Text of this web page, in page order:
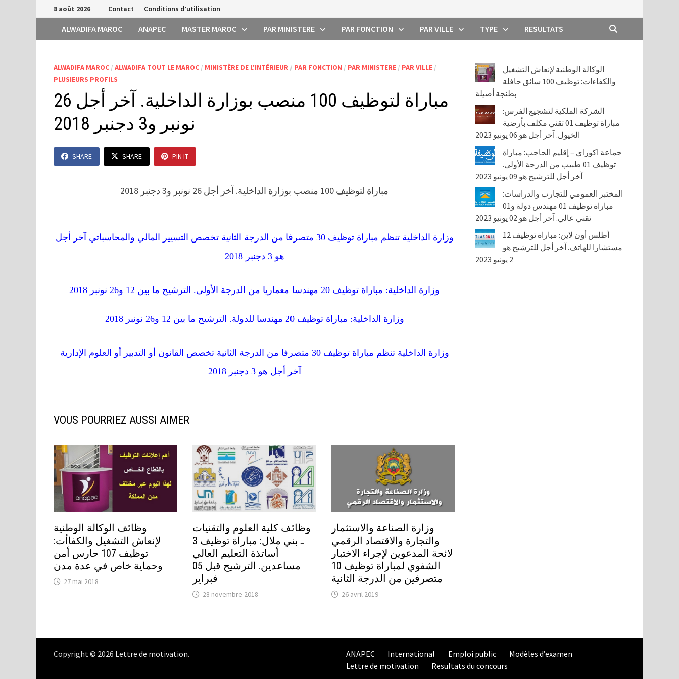
Passer
au
contenu
8 août 2026 Contact Conditions d’utilisation
ALWADIFA MAROC ANAPEC MASTER MAROC PAR MINISTERE PAR FONCTION PAR VILLE TYPE RESULTATS
ALWADIFA MAROC /ALWADIFA TOUT LE MAROC / MINISTÈRE DE L'INTÉRIEUR / PAR FONCTION / PAR MINISTERE / PAR VILLE /
PLUSIEURS PROFILS
مباراة لتوظيف 100 منصب بوزارة الداخلية. آخر أجل 26
نونبر و3 دجنبر 2018
SHARE SHARE PIN IT
مباراة لتوظيف 100 منصب بوزارة الداخلية. آخر أجل 26 نونبر و3 دجنبر 2018
وزارة الداخلية تنظم مباراة توظيف 30 متصرفا من الدرجة الثانية تخصص التسيير المالي والمحاسباتي آخر أجل
هو 3 دجنبر 2018
وزارة الداخلية: مباراة توظيف 20 مهندسا معماريا من الدرجة الأولى. الترشيح ما بين 12 و26 نونبر 2018
وزارة الداخلية: مباراة توظيف 20 مهندسا للدولة. الترشيح ما بين 12 و26 نونبر 2018
وزارة الداخلية تنظم مباراة توظيف 30 متصرفا من الدرجة الثانية تخصص القانون أو التدبير أو العلوم الإدارية
آخر أجل هو 3 دجنبر 2018
VOUS POURRIEZ AUSSI AIMER
وظائف الوكالة الوطنية
لإنعاش التشغيل والكفاأت:
توظيف 107 حارس أمن
وحماية خاص في عدة مدن
27 mai 2018
وظائف كلية العلوم والتقنيات
ـ بني ملال: مباراة توظيف 3
أساتذة التعليم العالي
مساعدين. الترشيح قبل 05
فبراير
28 novembre 2018
وزارة الصناعة والاستثمار
والتجارة والاقتصاد الرقمي
لائحة المدعوين لإجراء الاختبار
الشفوي لمباراة توظيف 10
متصرفين من الدرجة الثانية
26 avril 2019
الوكالة الوطنية لإنعاش التشغيل
والكفاءات: توظيف 100 سائق حافلة
بطنجة أصيلة
الشركة الملكية لتشجيع الفرس:
مباراة توظيف 01 تقني مكلف بأرضية
الخيول. آخر أجل هو 06 يونيو 2023
جماعة اكوراي – إقليم الحاجب: مباراة
توظيف 01 طبيب من الدرجة الأولى.
آخر أجل للترشيح هو 09 يونيو 2023
المختبر العمومي للتجارب والدراسات:
مباراة توظيف 01 مهندس دولة و01
تقني عالي. آخر أجل هو 02 يونيو 2023
أطلس أون لاين: مباراة توظيف 12
مستشارا للهاتف. آخر أجل للترشيح هو
2 يونيو 2023
Copyright © 2026 Lettre de motivation. ANAPEC International Emploi public
Modèles d’examen
Lettre de motivation
Resultats du concours